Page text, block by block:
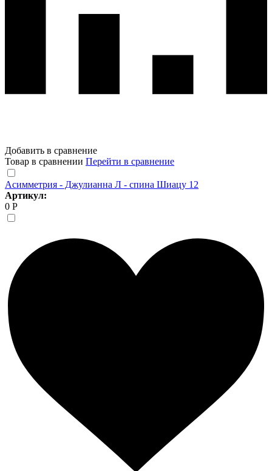
Добавить в сравнение
Товар в сравнении Перейти в сравнение
Асимметрия - Джулианна Л - спина Шиацу 12
Артикул:
0 Р